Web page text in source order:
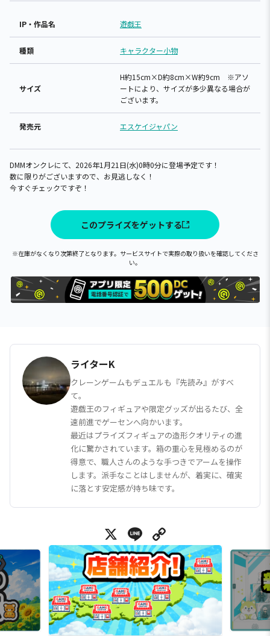
IP・作品名 遊戯王
種類 キャラクター小物
サイズ
H約15cm×D約8cm×W約9cm ※アソ
ートにより、サイズが多少異なる場合が
ございます。
発売元 エスケイジャパン
DMMオンクレにて、2026年1月21日(水)0時0分に登場予定です！
数に限りがございますので、お見逃しなく！
今すぐチェックですぞ！
このプライズをゲットする
※在庫がなくなり次第終了となります。サービスサイトで実際の取り扱いを確認してくださ
い。
ライターK
クレーンゲームもデュエルも『先読み』がすべ
て。
遊戯王のフィギュアや限定グッズが出るたび、全
速前進でゲーセンへ向かいます。
最近はプライズフィギュアの造形クオリティの進
化に驚かされています。箱の重心を見極めるのが
得意で、職人さんのような手つきでアームを操作
します。派手なことはしませんが、着実に、確実
に落とす安定感が持ち味です。
X Line